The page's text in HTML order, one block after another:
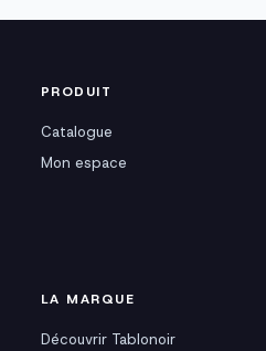
PRODUIT
Catalogue
Mon espace
LA MARQUE
Découvrir Tablonoir